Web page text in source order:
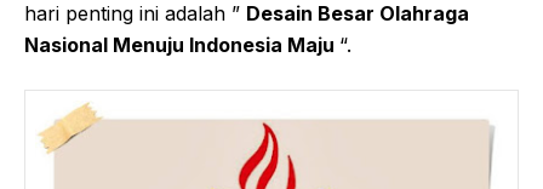
hari penting ini adalah ” Desain Besar Olahraga
Nasional Menuju Indonesia Maju “.